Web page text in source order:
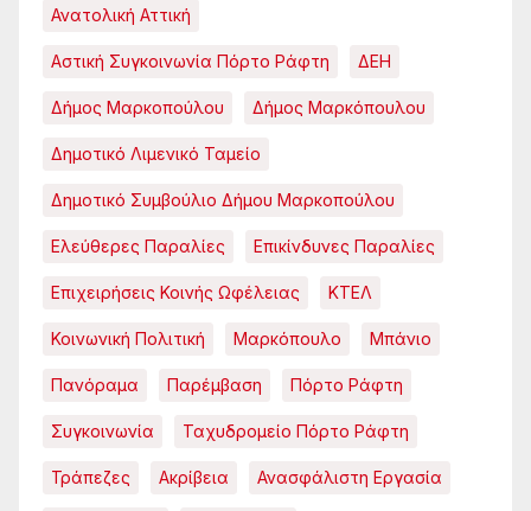
Ανατολική Αττική
Αστική Συγκοινωνία Πόρτο Ράφτη ΔΕΗ
Δήμος Μαρκοπούλου Δήμος Μαρκόπουλου
Δημοτικό Λιμενικό Ταμείο
Δημοτικό Συμβούλιο Δήμου Μαρκοπούλου
Ελεύθερες Παραλίες Επικίνδυνες Παραλίες
Επιχειρήσεις Κοινής Ωφέλειας ΚΤΕΛ
Κοινωνική Πολιτική Μαρκόπουλο Μπάνιο
Πανόραμα Παρέμβαση Πόρτο Ράφτη
Συγκοινωνία Ταχυδρομείο Πόρτο Ράφτη
Τράπεζες Ακρίβεια Ανασφάλιστη Εργασία